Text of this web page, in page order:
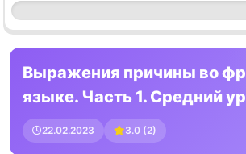
Выражения причины во
языке. Часть 1. Средний
22.02.2023 3.0 (2)